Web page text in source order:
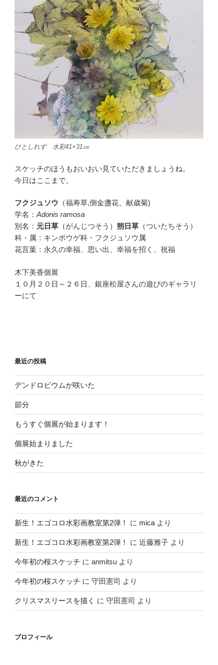
ひとしれず 水彩41×31㎝
スケッチのほうもおいおい見ていただきましょうね。
今日はここまで。
フクジュソウ （福寿草,側金盞花、献歳菊)
学名： Adonis ramosa
別名： 元日草 （がんじつそう） 朔日草 （ついたちそう）
科・属：キンポウゲ科・フクジュソウ属
花言葉：永久の幸福、思い出、幸福を招く、祝福
木下美香個展
１０月２０日～２６日、銀座松屋さんの遊びのギャラリ
ーにて
最近の投稿
デンドロビウムが咲いた
節分
もうすぐ個展が始まります！
個展始まりました
秋がきた
最近のコメント
新生！エゴコロ水彩画教室第2弾！ に mica より
新生！エゴコロ水彩画教室第2弾！ に 近藤雅子 より
今年初の桜スケッチ に anmitsu より
今年初の桜スケッチ に 守田憲司 より
クリスマスリースを描く に 守田憲司 より
プロフィール